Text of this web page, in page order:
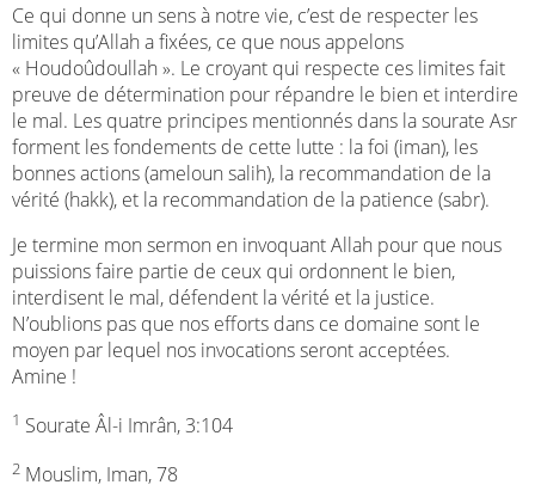
Ce qui donne un sens à notre vie, c’est de respecter les
limites qu’Allah a fixées, ce que nous appelons
« Houdoûdoullah ». Le croyant qui respecte ces limites fait
preuve de détermination pour répandre le bien et interdire
le mal. Les quatre principes mentionnés dans la sourate Asr
forment les fondements de cette lutte : la foi (iman), les
bonnes actions (ameloun salih), la recommandation de la
vérité (hakk), et la recommandation de la patience (sabr).
Je termine mon sermon en invoquant Allah pour que nous
puissions faire partie de ceux qui ordonnent le bien,
interdisent le mal, défendent la vérité et la justice.
N’oublions pas que nos efforts dans ce domaine sont le
moyen par lequel nos invocations seront acceptées.
Amine !
1 Sourate Âl-i Imrân, 3:104
2 Mouslim, Iman, 78